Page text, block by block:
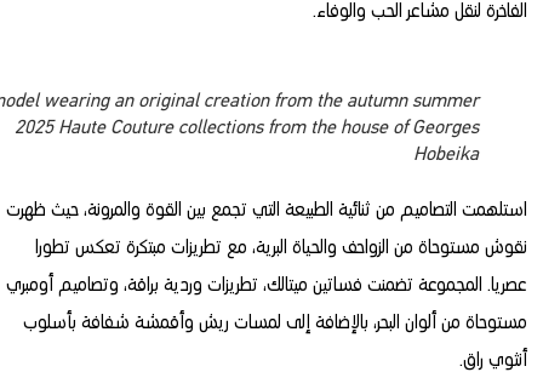
لنقل مشاعر الحب والوفاء.
A model wearing an original creation from the autumn summer
2025 Haute Couture collections from the house of Georges
Hobeika
التصاميم من ثنائية الطبيعة التي تجمع بين القوة والمرونة، حيث ظهرت
من الزواحف والحياة البرية، مع تطريزات مبتكرة تعكس تطورا
المجموعة تضمنت فساتين ميتالك، تطريزات وردية براقة، وتصاميم أومبري
من ألوان البحر، بالإضافة إلى لمسات ريش وأقمشة شفافة بأسلوب
راق.